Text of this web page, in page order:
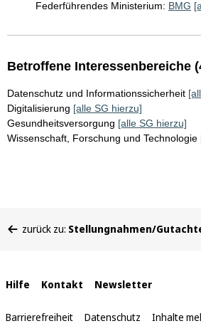
Federführendes Ministerium: BMG
Betroffene Interessenbereiche
Datenschutz und Informationssicherheit
Digitalisierung [alle SG hierzu]
Gesundheitsversorgung [alle SG hierzu]
Wissenschaft, Forschung und Technologie
befinden
zurück zu: Stellungnahmen/
Interne
Links
Hilfe Kontakt Newsletter
Barrierefreiheit Datenschutz Inhalte